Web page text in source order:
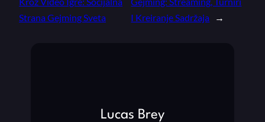
Strana Gejming Sveta
I Kreiranje Sadržaja
→
Lucas Brey